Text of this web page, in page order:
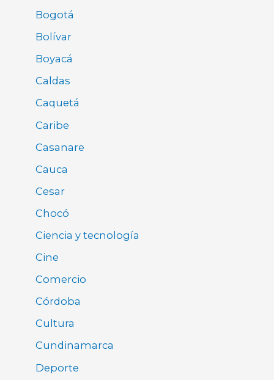
Bogotá
Bolívar
Boyacá
Caldas
Caquetá
Caribe
Casanare
Cauca
Cesar
Chocó
Ciencia y tecnología
Cine
Comercio
Córdoba
Cultura
Cundinamarca
Deporte